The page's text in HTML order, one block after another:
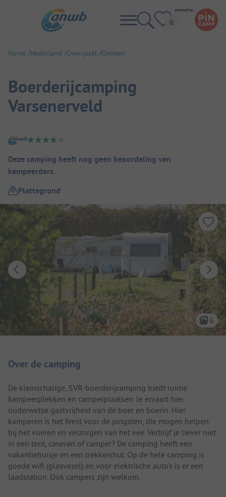
Home Nederland Overijssel Ommen
Boerderijcamping
Varsenerveld
Camping overzicht
Deze camping heeft nog geen beoordeling van
kampeerders.
Plattegrond
6
Over de camping
De kleinschalige, SVR-boerderijcamping biedt ruime
kampeerplekken en camperplaatsen. Je ervaart hier
ouderwetse gastvrijheid van de boer en boerin. Hier
kamperen is het feest voor de jongsten, die mogen helpen
bij het voeren en verzorgen van het vee. Verblijf je liever niet
in een tent, caravan of camper? De camping heeft een
vakantiehuisje en een trekkershut. Op de hele camping is
goede wifi (glasvezel) en voor elektrische auto’s is er een
laadstation. Ook campers zijn welkom.